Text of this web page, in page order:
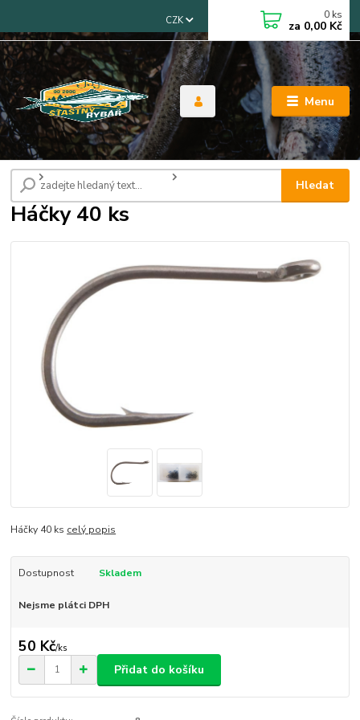
Menu
CZK
Hledat
0 ks
za 0,00 Kč
Úvod Háčky, obratlíky, karabinky
Háčky 40 ks
Háčky 40 ks celý popis
Dostupnost Skladem
Nejsme plátci DPH
50 Kč/ks
Přidat do košíku